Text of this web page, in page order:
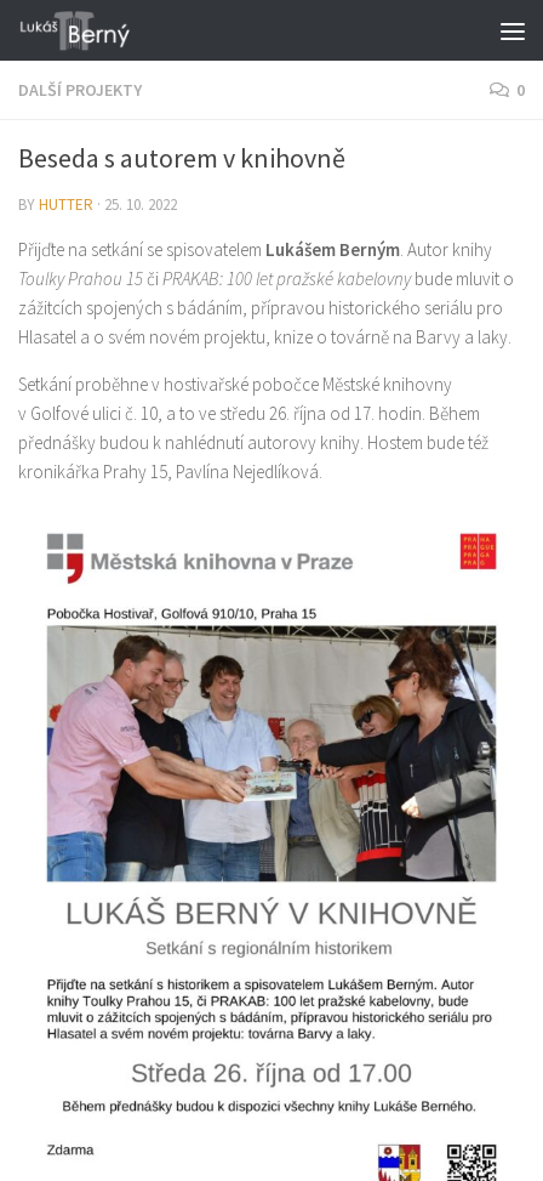
DALŠÍ PROJEKTY 0
Beseda s autorem v knihovně
BYHUTTER · 25. 10. 2022
Přijďte na setkání se spisovatelem Lukášem Berným. Autor knihy
Toulky Prahou 15čiPRAKAB: 100 let pražské kabelovnybude mluvit o
zážitcích spojených s bádáním, přípravou historického seriálu pro
Hlasatel a o svém novém projektu, knize o továrně na Barvy a laky.
Setkání proběhne v hostivařské pobočce Městské knihovny
v Golfové ulici č. 10, a to ve středu 26. října od 17. hodin. Během
přednášky budou k nahlédnutí autorovy knihy. Hostem bude též
kronikářka Prahy 15, Pavlína Nejedlíková.